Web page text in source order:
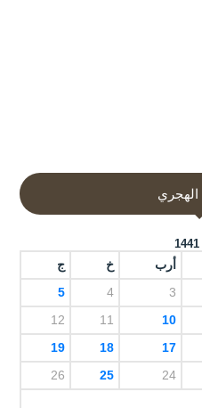
الهجري
أرب خ ج
3
4
5
10
11
12
17
18
19
24
25
26